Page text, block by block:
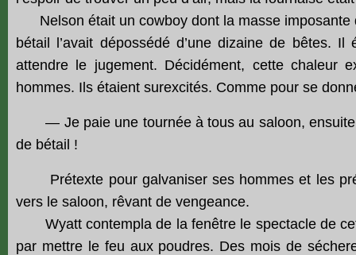
Nelson était un cowboy dont la masse imposante
bétail l’avait dépossédé d’une dizaine de bêtes.
attendre le jugement. Décidément, cette chaleur
hommes. Ils étaient surexcités. Comme pour se
— Je paie une tournée à tous au saloon, ensuite
de bétail !
Prétexte pour galvaniser ses hommes et les
vers le saloon, rêvant de vengeance.
Wyatt contempla de la fenêtre le spectacle de
par mettre le feu aux poudres. Des mois de